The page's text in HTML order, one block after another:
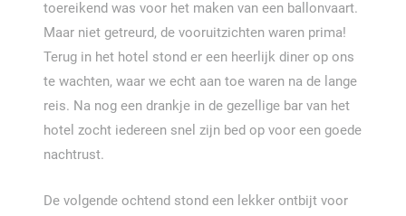
toereikend was voor het maken van een ballonvaart.
Maar niet getreurd, de vooruitzichten waren prima!
Terug in het hotel stond er een heerlijk diner op ons
te wachten, waar we echt aan toe waren na de lange
reis. Na nog een drankje in de gezellige bar van het
hotel zocht iedereen snel zijn bed op voor een goede
nachtrust.
De volgende ochtend stond een lekker ontbijt voor